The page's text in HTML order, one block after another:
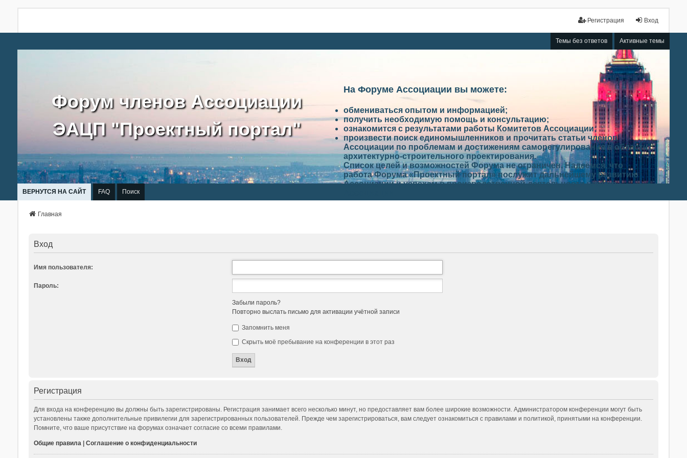
Вход
Регистрация
Темы без ответов Активные темы
Форум членов Ассоциации
ЭАЦП "Проектный портал"
На Форуме Ассоциации вы можете:
обмениваться опытом и информацией;
получить необходимую помощь и консультацию;
ознакомится с результатами работы Комитетов Ассоциации;
произвести поиск единомышленников и прочитать статьи членов
Ассоциации по проблемам и достижениям саморегулирования в области
архитектурно-строительного проектирования.
Список целей и возможностей Форума не ограничен. Надеемся, что
работа Форума «Проектный портал» послужит дальнейшему развитию
Ассоциации и успехам в производственной деятельности членов
ВЕРНУТСЯ НА САЙТ FAQ Поиск
Главная
Вход
Имя пользователя:
Пароль:
Забыли пароль?
Повторно выслать письмо для активации учётной записи
Запомнить меня
Скрыть моё пребывание на конференции в этот раз
Регистрация
Для входа на конференцию вы должны быть зарегистрированы. Регистрация занимает всего несколько минут, но предоставляет вам более широкие возможности. Администратором конференции могут быть
установлены также дополнительные привилегии для зарегистрированных пользователей. Прежде чем зарегистрироваться, вам следует ознакомиться с правилами и политикой, принятыми на конференции.
Помните, что ваше присутствие на форумах означает согласие со всеми правилами.
Общие правила | Соглашение о конфиденциальности